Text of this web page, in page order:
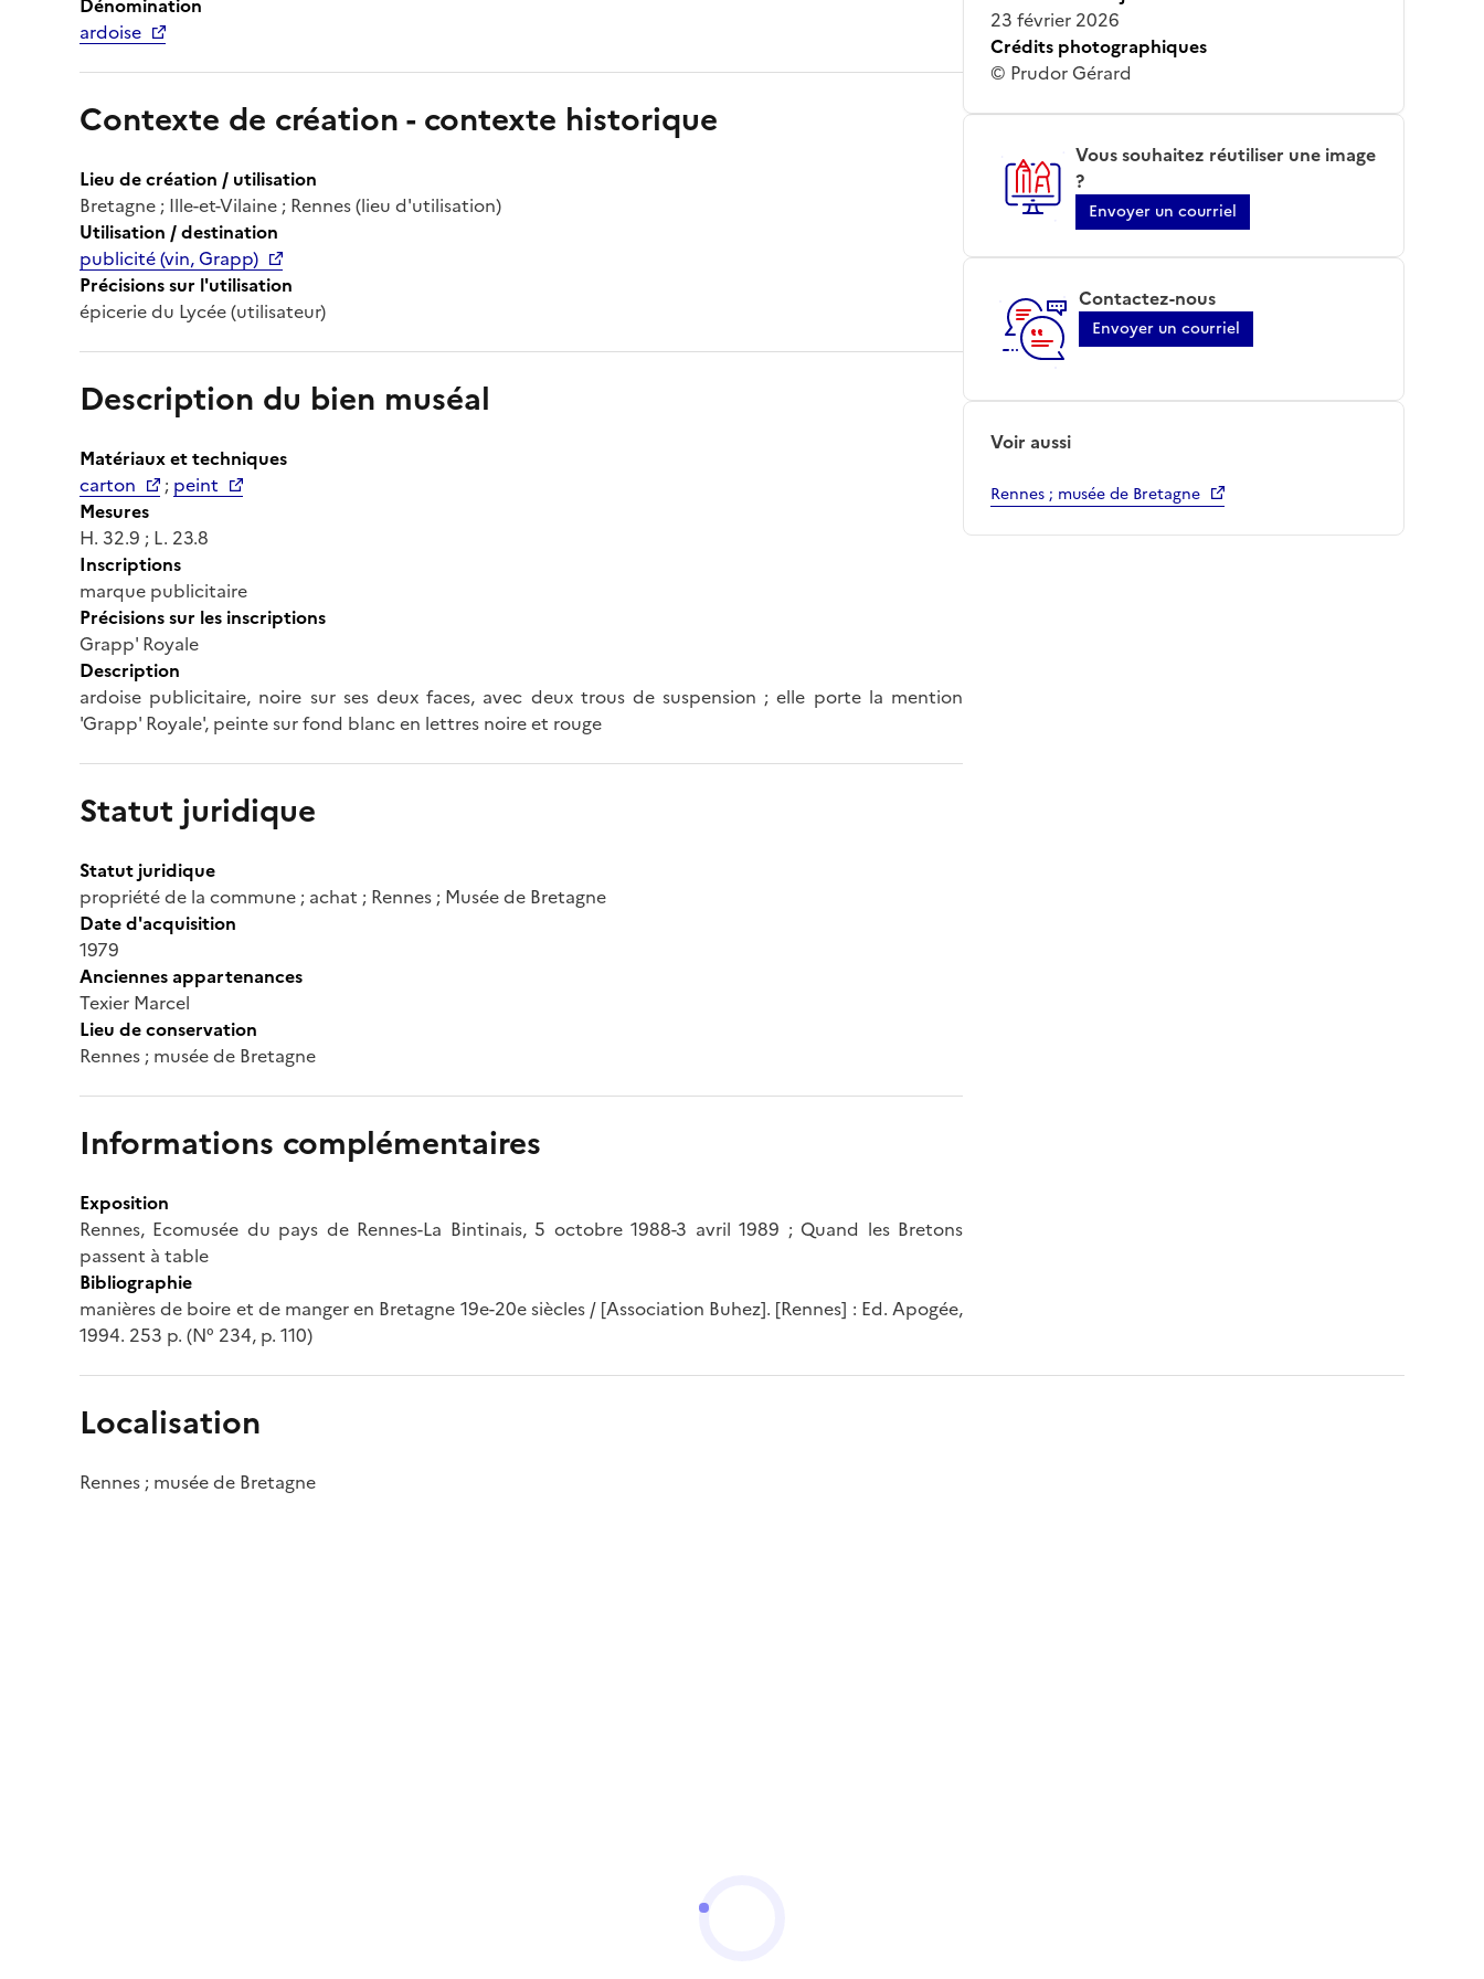
ardoise
Contexte de création - contexte historique
Lieu de création / utilisation
Bretagne ; Ille-et-Vilaine ; Rennes (lieu d'utilisation)
Utilisation / destination
publicité (vin, Grapp)
Précisions sur l'utilisation
épicerie du Lycée (utilisateur)
Description du bien muséal
Matériaux et techniques
carton
; peint
Mesures
H. 32.9 ; L. 23.8
Inscriptions
marque publicitaire
Précisions sur les inscriptions
Grapp' Royale
Description
ardoise publicitaire, noire sur ses deux faces, avec deux trous de suspension ; elle porte la mention
'Grapp' Royale', peinte sur fond blanc en lettres noire et rouge
Statut juridique
Statut juridique
propriété de la commune ; achat ; Rennes ; Musée de Bretagne
Date d'acquisition
1979
Anciennes appartenances
Texier Marcel
Lieu de conservation
Rennes ; musée de Bretagne
Informations complémentaires
Exposition
Rennes, Ecomusée du pays de Rennes-La Bintinais, 5 octobre 1988-3 avril 1989 ; Quand les Bretons
passent à table
Bibliographie
manières de boire et de manger en Bretagne 19e-20e siècles / [Association Buhez]. [Rennes] : Ed. Apogée,
1994. 253 p. (N° 234, p. 110)
23 février 2026
Crédits photographiques
© Prudor Gérard
Vous souhaitez réutiliser une image
?
Envoyer un courriel
Contactez-nous
Envoyer un courriel
Voir aussi
Rennes ; musée de Bretagne
Localisation
Rennes ; musée de Bretagne